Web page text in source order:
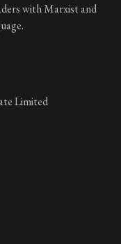
with Marxist and
Limited